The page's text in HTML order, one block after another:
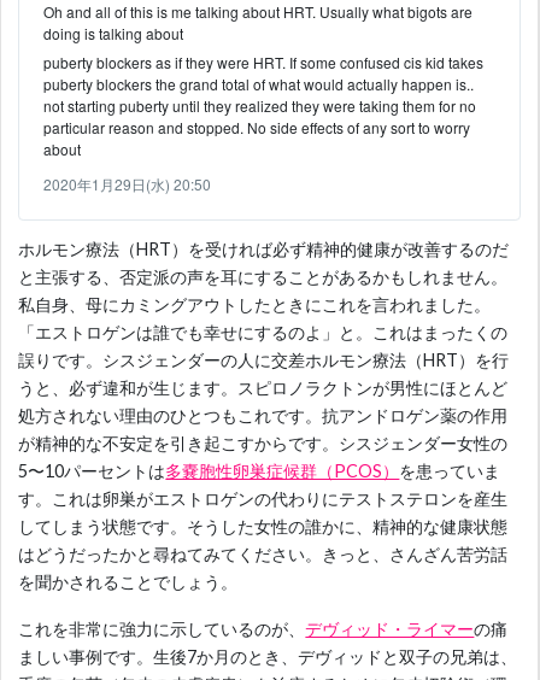
Oh and all of this is me talking about HRT. Usually what bigots are
doing is talking about
puberty blockers as if they were HRT. If some confused cis kid takes
puberty blockers the grand total of what would actually happen is..
not starting puberty until they realized they were taking them for no
particular reason and stopped. No side effects of any sort to worry
about
2020年1月29日(水) 20:50
ホルモン療法（HRT）を受ければ必ず精神的健康が改善するのだ
と主張する、否定派の声を耳にすることがあるかもしれません。
私自身、母にカミングアウトしたときにこれを言われました。
「エストロゲンは誰でも幸せにするのよ」と。これはまったくの
誤りです。シスジェンダーの人に交差ホルモン療法（HRT）を行
うと、必ず違和が生じます。スピロノラクトンが男性にほとんど
処方されない理由のひとつもこれです。抗アンドロゲン薬の作用
が精神的な不安定を引き起こすからです。シスジェンダー女性の
5〜10パーセントは多嚢胞性卵巣症候群（PCOS） を患っていま
す。これは卵巣がエストロゲンの代わりにテストステロンを産生
してしまう状態です。そうした女性の誰かに、精神的な健康状態
はどうだったかと尋ねてみてください。きっと、さんざん苦労話
を聞かされることでしょう。
これを非常に強力に示しているのが、デヴィッド・ライマーの痛
ましい事例です。生後7か月のとき、デヴィッドと双子の兄弟は、